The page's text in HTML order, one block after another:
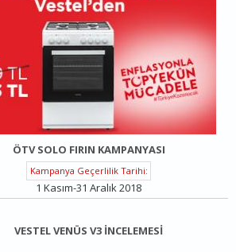
ÖTV SOLO FIRIN KAMPANYASI
Kampanya Geçerlilik Tarihi:
1 Kasım-31 Aralık 2018
VESTEL VENÜS V3 İNCELEMESI